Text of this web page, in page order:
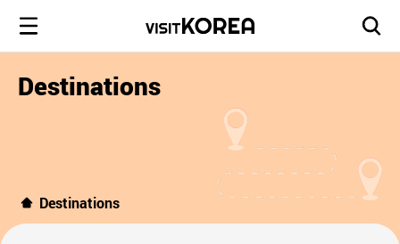
Destinations
Destinations